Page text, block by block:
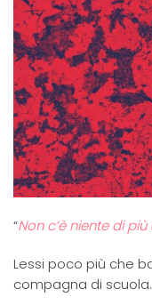
“Non c’è niente di
Lessi poco più che
compagna di scuola.